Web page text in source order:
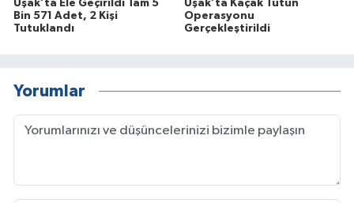
Uşak’ta Ele Geçirildi Tam 5
Bin 571 Adet, 2 Kişi
Tutuklandı
Uşak’ta Kaçak Tütün
Operasyonu
Gerçekleştirildi
Yorumlar